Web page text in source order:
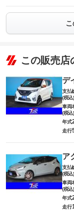
この販売店
デ
支払
(税込
車両
(税込)
年式
走行
ア
支払
(税込
車両
(税込)
年式
走行